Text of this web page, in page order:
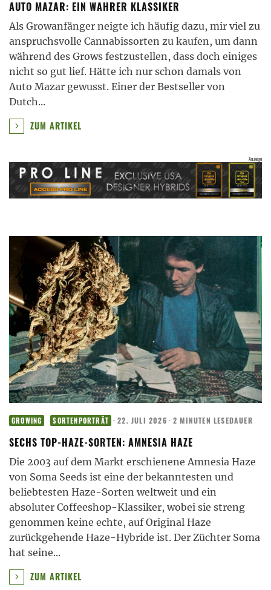
AUTO MAZAR: EIN WAHRER KLASSIKER
Als Growanfänger neigte ich häufig dazu, mir viel zu
anspruchsvolle Cannabissorten zu kaufen, um dann
während des Grows festzustellen, dass doch einiges
nicht so gut lief. Hätte ich nur schon damals von
Auto Mazar gewusst. Einer der Bestseller von
Dutch...
ZUM ARTIKEL
GROWING SORTENPORTRÄT · 22. JULI 2026 · 2 MINUTEN LESEDAUER
SECHS TOP-HAZE-SORTEN: AMNESIA HAZE
Die 2003 auf dem Markt erschienene Amnesia Haze
von Soma Seeds ist eine der bekanntesten und
beliebtesten Haze-Sorten weltweit und ein
absoluter Coffeeshop-Klassiker, wobei sie streng
genommen keine echte, auf Original Haze
zurückgehende Haze-Hybride ist. Der Züchter Soma
hat seine...
ZUM ARTIKEL